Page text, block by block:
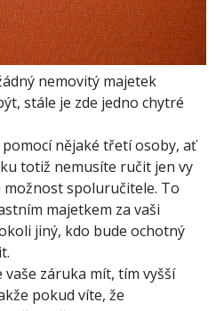
nemovitý majetek
stále je zde jedno chytré
nějaké třetí osoby, ať
totiž nemusíte ručit jen vy
spoluručitele. To
majetkem za vaši
jiný, kdo bude ochotný
záruka mít, tím vyšší
pokud víte, že